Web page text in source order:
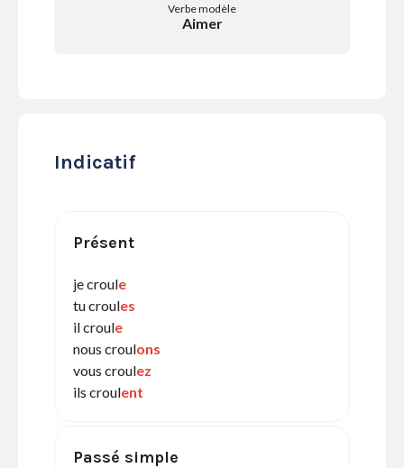
Verbe modèle
Aimer
Indicatif
Présent
je croule
tu croules
il croule
nous croulons
vous croulez
ils croulent
Passé simple